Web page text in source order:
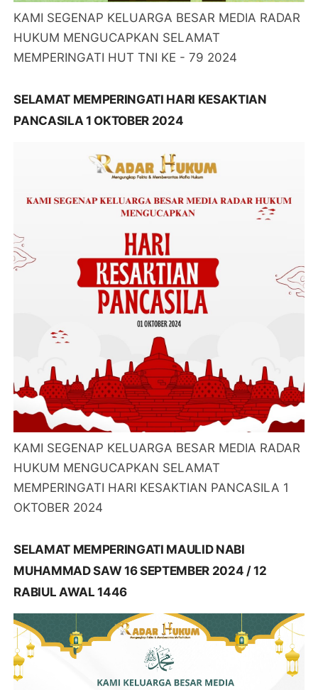
KAMI SEGENAP KELUARGA BESAR MEDIA RADAR
HUKUM MENGUCAPKAN SELAMAT
MEMPERINGATI HUT TNI KE - 79 2024
SELAMAT MEMPERINGATI HARI KESAKTIAN
PANCASILA 1 OKTOBER 2024
KAMI SEGENAP KELUARGA BESAR MEDIA RADAR
HUKUM MENGUCAPKAN SELAMAT
MEMPERINGATI HARI KESAKTIAN PANCASILA 1
OKTOBER 2024
SELAMAT MEMPERINGATI MAULID NABI
MUHAMMAD SAW 16 SEPTEMBER 2024 / 12
RABIUL AWAL 1446